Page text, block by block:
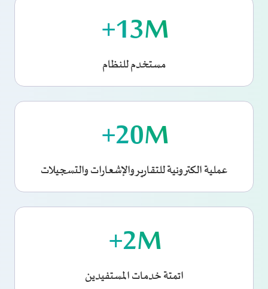
13M+
مستخدم للنظام
20M+
عملية الكترونية للتقارير والإشعارات والتسجيلات
2M+
اتمتة خدمات المستفيدين